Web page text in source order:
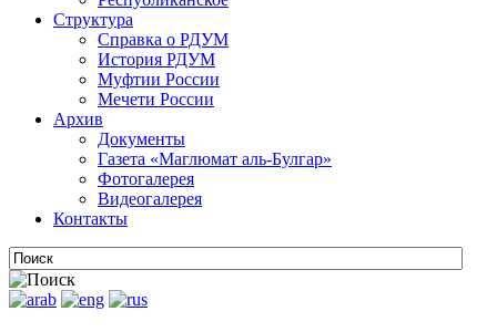
Структура
Справка о РДУМ
История РДУМ
Муфтии России
Мечети России
Архив
Документы
Газета «Маглюмат аль-Булгар»
Фотогалерея
Видеогалерея
Контакты